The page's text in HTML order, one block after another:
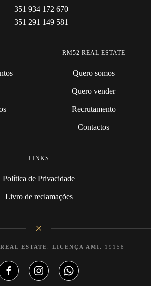
+351 934 172 670
+351 291 149 581
RM52 REAL ESTATE
Quero somos
Quero vender
Recrutamento
Contactos
LINKS
Política de Privacidade
Livro de reclamações
ESTATE LICENÇA AMI. 19158